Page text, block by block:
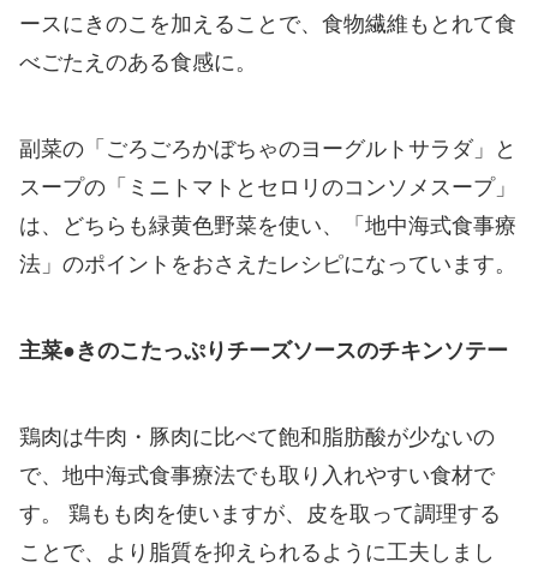
ースにきのこを加えることで、食物繊維もとれて食
べごたえのある食感に。
副菜の「ごろごろかぼちゃのヨーグルトサラダ」と
スープの「ミニトマトとセロリのコンソメスープ」
は、どちらも緑黄色野菜を使い、「地中海式食事療
法」のポイントをおさえたレシピになっています。
主菜●きのこたっぷりチーズソースのチキンソテー
鶏肉は牛肉・豚肉に比べて飽和脂肪酸が少ないの
で、地中海式食事療法でも取り入れやすい食材で
す。 鶏もも肉を使いますが、皮を取って調理する
ことで、より脂質を抑えられるように工夫しまし